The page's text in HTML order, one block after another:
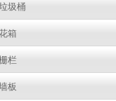
圾桶
箱
栏
板